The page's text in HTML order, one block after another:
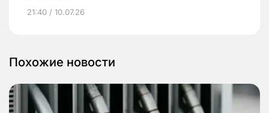
21:40 / 10.07.26
Похожие новости